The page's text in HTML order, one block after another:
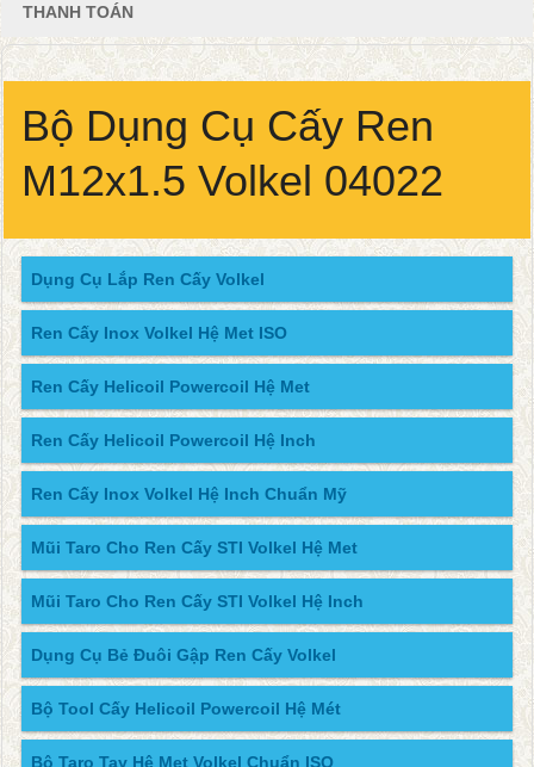
THANH TOÁN
Bộ Dụng Cụ Cấy Ren
M12x1.5 Volkel 04022
Dụng Cụ Lắp Ren Cấy Volkel
Ren Cấy Inox Volkel Hệ Met ISO
Ren Cấy Helicoil Powercoil Hệ Met
Ren Cấy Helicoil Powercoil Hệ Inch
Ren Cấy Inox Volkel Hệ Inch Chuẩn Mỹ
Mũi Taro Cho Ren Cấy STI Volkel Hệ Met
Mũi Taro Cho Ren Cấy STI Volkel Hệ Inch
Dụng Cụ Bẻ Đuôi Gập Ren Cấy Volkel
Bộ Tool Cấy Helicoil Powercoil Hệ Mét
Bộ Taro Tay Hệ Met Volkel Chuẩn ISO